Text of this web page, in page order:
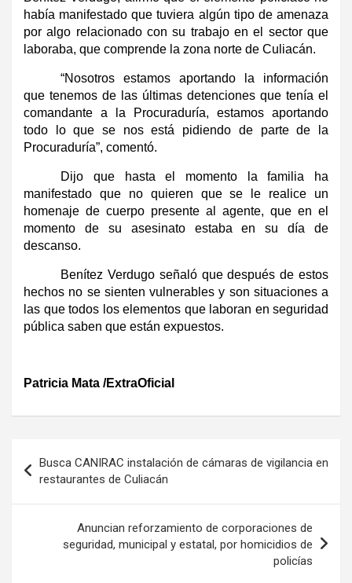
había manifestado que tuviera algún tipo de amenaza
por algo relacionado con su trabajo en el sector que
laboraba, que comprende la zona norte de Culiacán.
“Nosotros estamos aportando la información
que tenemos de las últimas detenciones que tenía el
comandante a la Procuraduría, estamos aportando
todo lo que se nos está pidiendo de parte de la
Procuraduría”, comentó.
Dijo que hasta el momento la familia ha
manifestado que no quieren que se le realice un
homenaje de cuerpo presente al agente, que en el
momento de su asesinato estaba en su día de
descanso.
Benítez Verdugo señaló que después de estos
hechos no se sienten vulnerables y son situaciones a
las que todos los elementos que laboran en seguridad
pública saben que están expuestos.
Patricia Mata /ExtraOficial
de
entradas
Busca CANIRAC instalación de cámaras de vigilancia en
restaurantes de Culiacán
Anuncian reforzamiento de corporaciones de
seguridad, municipal y estatal, por homicidios de
policías